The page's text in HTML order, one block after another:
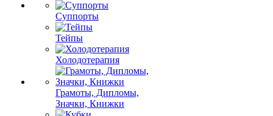
Суппорты
Тейпы
Холодотерапия
Грамоты, Дипломы,
Значки, Книжки